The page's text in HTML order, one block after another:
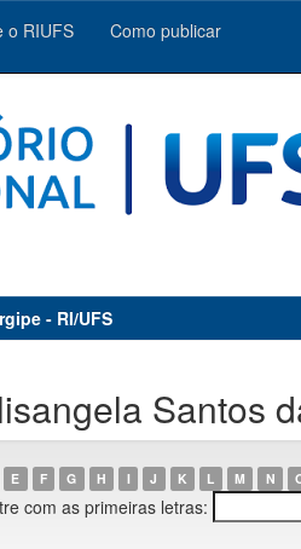
o RIUFS Como publicar
- RI/UFS
Santos
E F G H I J K L M N
com as primeiras letras: